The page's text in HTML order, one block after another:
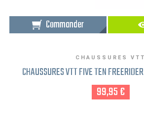
Commander
CHAUSSURES VTT
CHAUSSURES VTT FIVE TEN
99,95 €